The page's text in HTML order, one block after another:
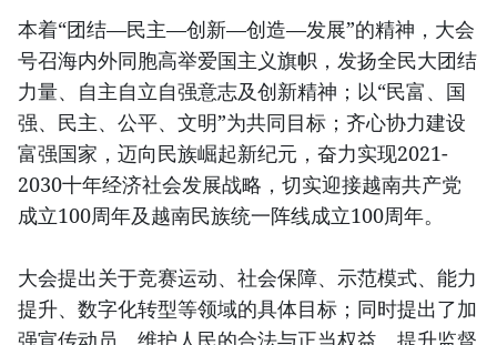
本着“团结—民主—创新—创造—发展”的精神，大会
号召海内外同胞高举爱国主义旗帜，发扬全民大团结
力量、自主自立自强意志及创新精神；以“民富、国
强、民主、公平、文明”为共同目标；齐心协力建设
富强国家，迈向民族崛起新纪元，奋力实现2021-
2030十年经济社会发展战略，切实迎接越南共产党
成立100周年及越南民族统一阵线成立100周年。
大会提出关于竞赛运动、社会保障、示范模式、能力
提升、数字化转型等领域的具体目标；同时提出了加
强宣传动员、维护人民的合法与正当权益、提升监督